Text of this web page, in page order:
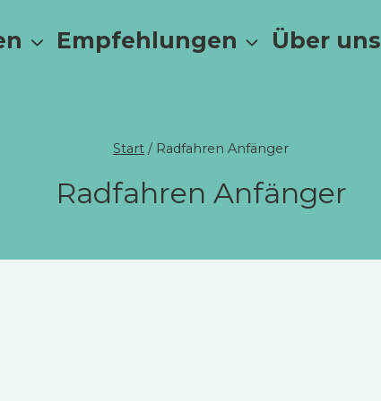
Empfehlungen Über uns
Start / Radfahren Anfänger
Radfahren Anfänger